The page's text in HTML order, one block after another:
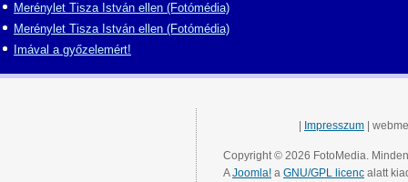
Merénylet Tisza István ellen (Fotómédia)
Merénylet Tisza István ellen (Fotómédia)
Imával a győzelemért!
Impresszum |
Copyright © 2026 FotoMedia.
AJoomla! a GNU/GPL licenc alatt